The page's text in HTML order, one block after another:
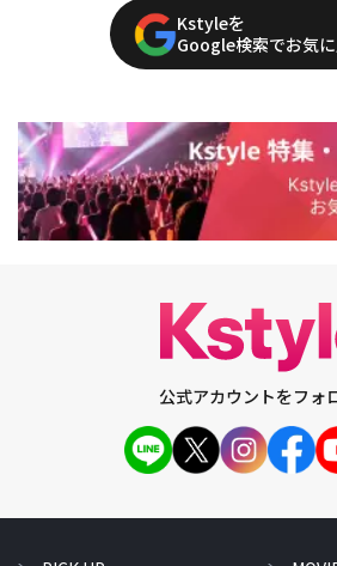
Kstyleを
Google検索でお気
公式アカウントをフォ